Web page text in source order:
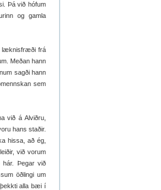
Þá við hófum
og gamla
læknisfræði frá
Meðan hann
sagði hann
sem
við á Alviðru,
hans staðir.
hissa, að ég,
við vorum
hár. Þegar við
öðlingi um
alla bæi í